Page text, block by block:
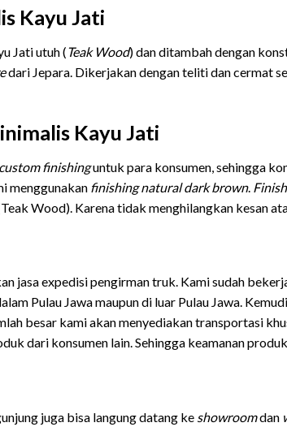
Kayu Jati
Jati utuh (Teak Wood) dan ditambah dengan
dari Jepara. Dikerjakan dengan teliti dan cermat
Kayu Jati
custom finishinguntuk para konsumen, sehingga
menggunakan finishing natural dark brown.
Wood). Karena tidak menghilangkan kesan
jasa expedisi pengirman truk. Kami sudah
Pulau Jawa maupun di luar Pulau Jawa.
besar kami akan menyediakan transportasi
dari konsumen lain. Sehingga keamanan
juga bisa langung datang ke showroomdan